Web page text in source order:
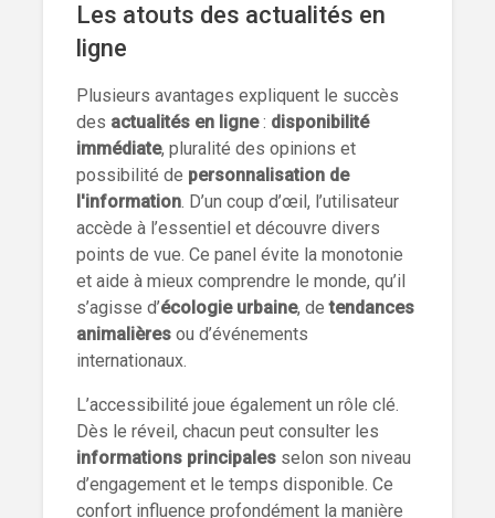
Les atouts des actualités en
ligne
Plusieurs avantages expliquent le succès
des actualités en ligne: disponibilité
immédiate, pluralité des opinions et
possibilité de personnalisation de
l'information. D’un coup d’œil, l’utilisateur
accède à l’essentiel et découvre divers
points de vue. Ce panel évite la monotonie
et aide à mieux comprendre le monde, qu’il
s’agisse d’écologie urbaine, detendances
animalières ou d’événements
internationaux.
L’accessibilité joue également un rôle clé.
Dès le réveil, chacun peut consulter les
informations principales selon son niveau
d’engagement et le temps disponible. Ce
confort influence profondément la manière